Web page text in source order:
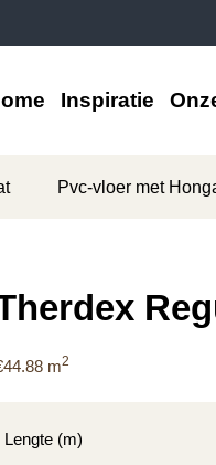
Inspiratie
Pvc-vloer met
44.88m2
Lengte (m)